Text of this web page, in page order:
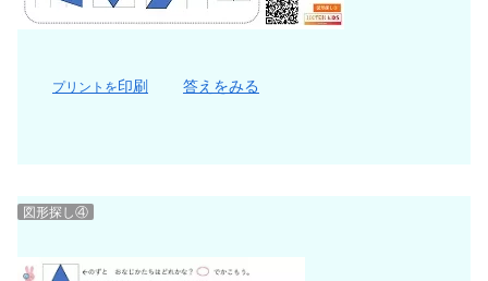
プリントを印刷 答えをみる
図形探し④